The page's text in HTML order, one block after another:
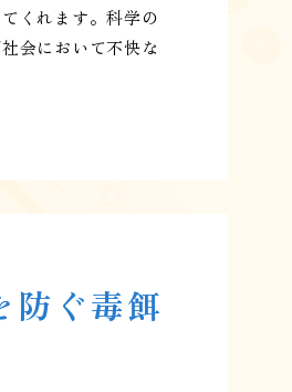
くれます。科学の
会において不快な
防ぐ毒餌